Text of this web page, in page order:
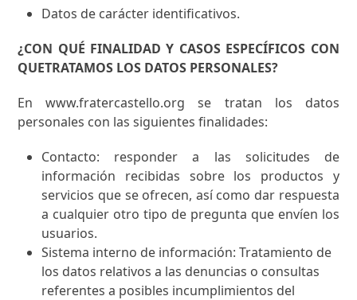
Datos de carácter identificativos.
¿CON QUÉ FINALIDAD Y CASOS ESPECÍFICOS CON
QUETRATAMOS LOS DATOS PERSONALES?
En www.fratercastello.org se tratan los datos
personales con las siguientes finalidades:
Contacto: responder a las solicitudes de
información recibidas sobre los productos y
servicios que se ofrecen, así como dar respuesta
a cualquier otro tipo de pregunta que envíen los
usuarios.
Sistema interno de información: Tratamiento de
los datos relativos a las denuncias o consultas
referentes a posibles incumplimientos del